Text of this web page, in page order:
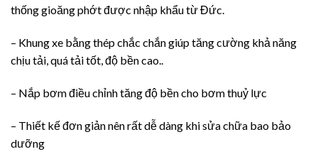
thống gioăng phớt được nhập khẩu từ Đức.
– Khung xe bằng thép chắc chắn giúp tăng cường khả năng
chịu tải, quá tải tốt, độ bền cao..
– Nắp bơm điều chỉnh tăng độ bền cho bơm thuỷ lực
– Thiết kế đơn giản nên rất dễ dàng khi sửa chữa bao bảo
dưỡng